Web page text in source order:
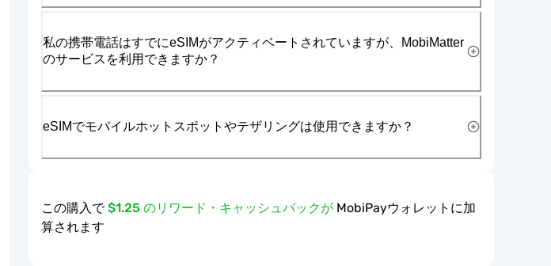
私の携帯電話はすでにeSIMがアクティベートされていますが、MobiMatter
のサービスを利用できますか？
eSIMでモバイルホットスポットやテザリングは使用できますか？
この購入で $1.25 のリワード・キャッシュバックが MobiPayウォレットに加
算されます